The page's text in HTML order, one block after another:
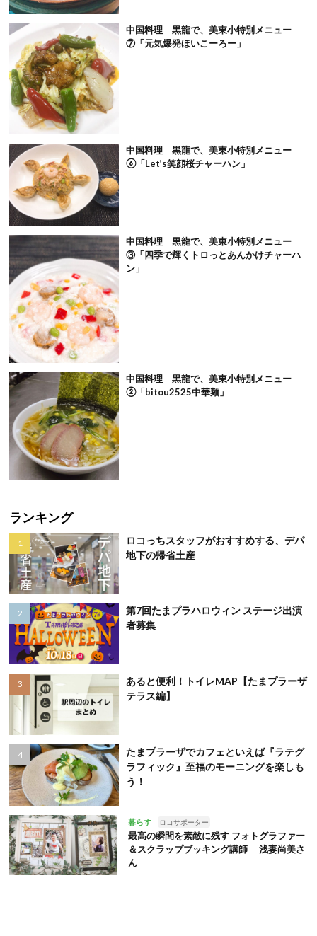
中国料理 黒龍で、美東小特別メニュー
⑦「元気爆発ほいこーろー」
中国料理 黒龍で、美東小特別メニュー
⑥「Let’s笑顔桜チャーハン」
中国料理 黒龍で、美東小特別メニュー
③「四季で輝くトロっとあんかけチャーハ
ン」
中国料理 黒龍で、美東小特別メニュー
②「bitou2525中華麺」
ランキング
ロコっちスタッフがおすすめする、デパ
地下の帰省土産
第7回たまプラハロウィン ステージ出演
者募集
あると便利！トイレMAP【たまプラーザ
テラス編】
たまプラーザでカフェといえば『ラテグ
ラフィック』至福のモーニングを楽しも
う！
暮らす ロコサポーター
最高の瞬間を素敵に残す フォトグラファー
＆スクラップブッキング講師 浅妻尚美さ
ん